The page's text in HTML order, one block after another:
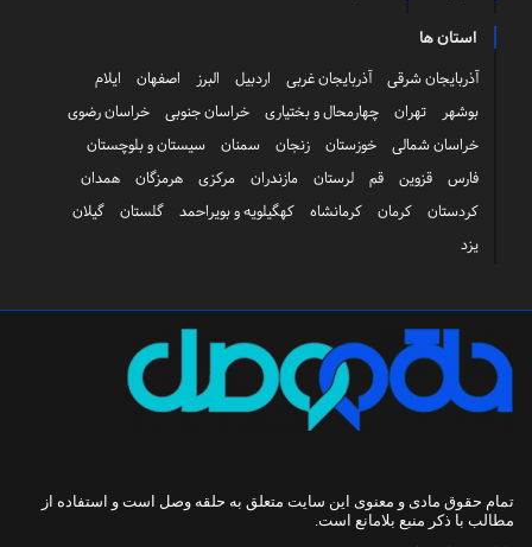
استان ها
آذربایجان شرقی آذربایجان غربی اردبیل البرز اصفهان
ایلام
بوشهر
تهران چهارمحال و بختیاری خراسان جنوبی
خراسان رضوی
خراسان شمالی
خوزستان زنجان سمنان
سیستان و بلوچستان
فارس
قزوین قم لرستان مازندران مرکزی هرمزگان
همدان
کردستان
کرمان کرمانشاه کهگیلویه و بویراحمد گلستان
گیلان
یزد
تمام حقوق مادی و معنوی این سایت متعلق به حلقه وصل است و استفاده از
مطالب با ذکر منبع بلامانع است.